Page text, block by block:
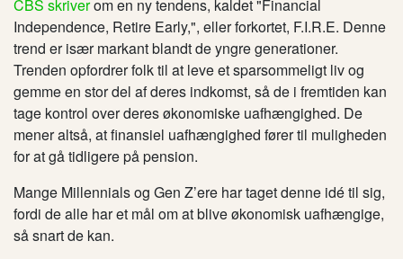
CBS skriverom en ny tendens, kaldet "Financial
Independence, Retire Early,", eller forkortet, F.I.R.E. Denne
trend er især markant blandt de yngre generationer.
Trenden opfordrer folk til at leve et sparsommeligt liv og
gemme en stor del af deres indkomst, så de i fremtiden kan
tage kontrol over deres økonomiske uafhængighed. De
mener altså, at finansiel uafhængighed førertil muligheden
for at gå tidligere på pension.
Mange Millennials og Gen Z’ere har taget denne idé til sig,
fordi de alle har et mål om at blive økonomisk uafhængige,
så snart de kan.